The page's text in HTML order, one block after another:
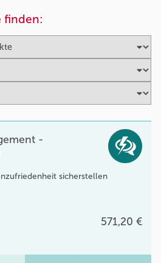
finden:
-
sicherstellen
571,20 €